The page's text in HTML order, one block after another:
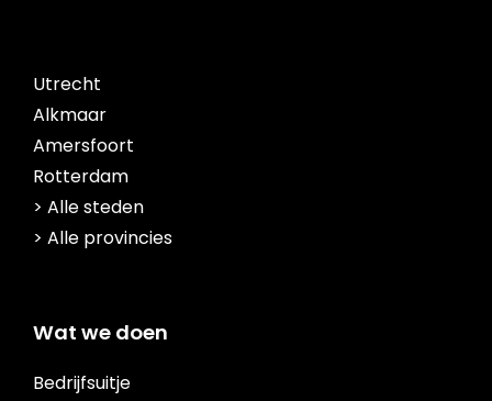
Utrecht
Alkmaar
Amersfoort
Rotterdam
> Alle steden
> Alle provincies
Wat we doen
Bedrijfsuitje